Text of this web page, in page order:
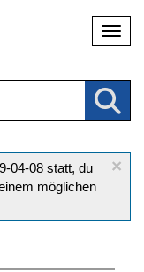
×
04-08 statt, du
möglichen